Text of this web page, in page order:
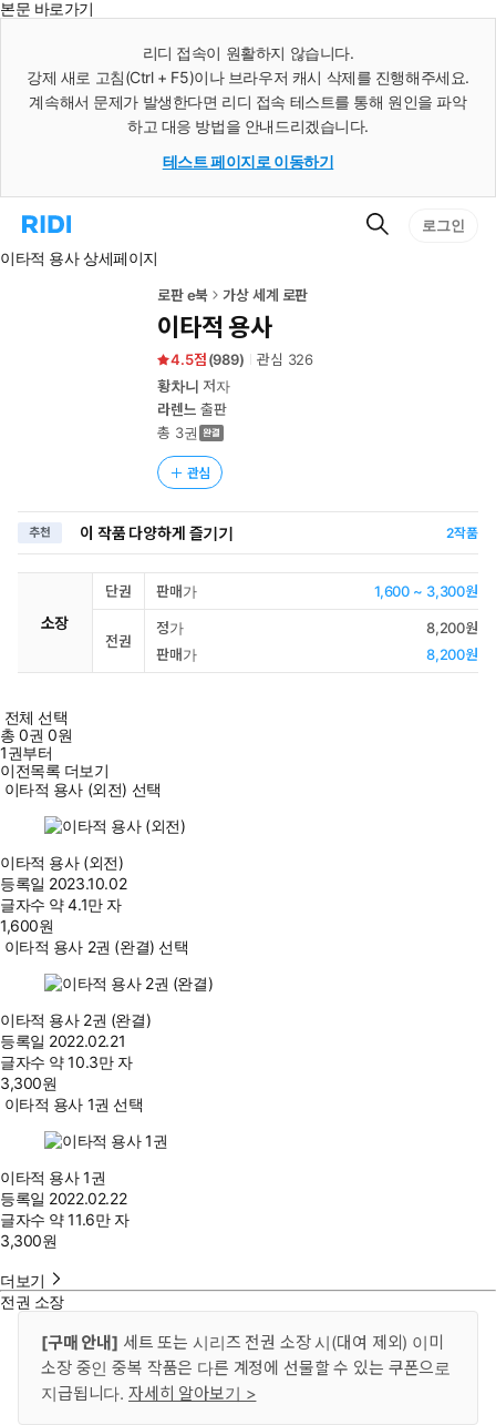
본문 바로가기
리디 접속이 원활하지 않습니다.
강제 새로 고침(Ctrl + F5)이나 브라우저 캐시 삭제를 진행해주세요.
계속해서 문제가 발생한다면 리디 접속 테스트를 통해 원인을 파악
하고 대응 방법을 안내드리겠습니다.
테스트 페이지로 이동하기
리
홈
검
로그인
이타적 용사 상세페이지
로판 e북 가상 세계 로판
이타적 용사
4.5 (989) 관심 326
황차니 저자
라렌느 출판
총 3권
관심
추천 이 작품 다양하게 즐기기 2작품
소장
단권 판매가 1,600 ~ 3,300원
전권
정가
8,200원
판매가
8,200원
전체 선택
총0권 0원
1권부터
이전목록 더보기
이타적 용사 (외전) 선택
이타적 용사 (외전)
등록일 2023.10.02
글자수 약 4.1만 자
1,600원
이타적 용사 2권 (완결) 선택
이타적 용사 2권 (완결)
등록일 2022.02.21
글자수 약 10.3만 자
3,300원
이타적 용사 1권 선택
이타적 용사 1권
등록일 2022.02.22
글자수 약 11.6만 자
3,300원
더보기
전권 소장
[구매 안내] 세트 또는 시리즈 전권 소장 시(대여 제외) 이미
소장 중인 중복 작품은 다른 계정에 선물할 수 있는 쿠폰으로
지급됩니다. 자세히 알아보기 >